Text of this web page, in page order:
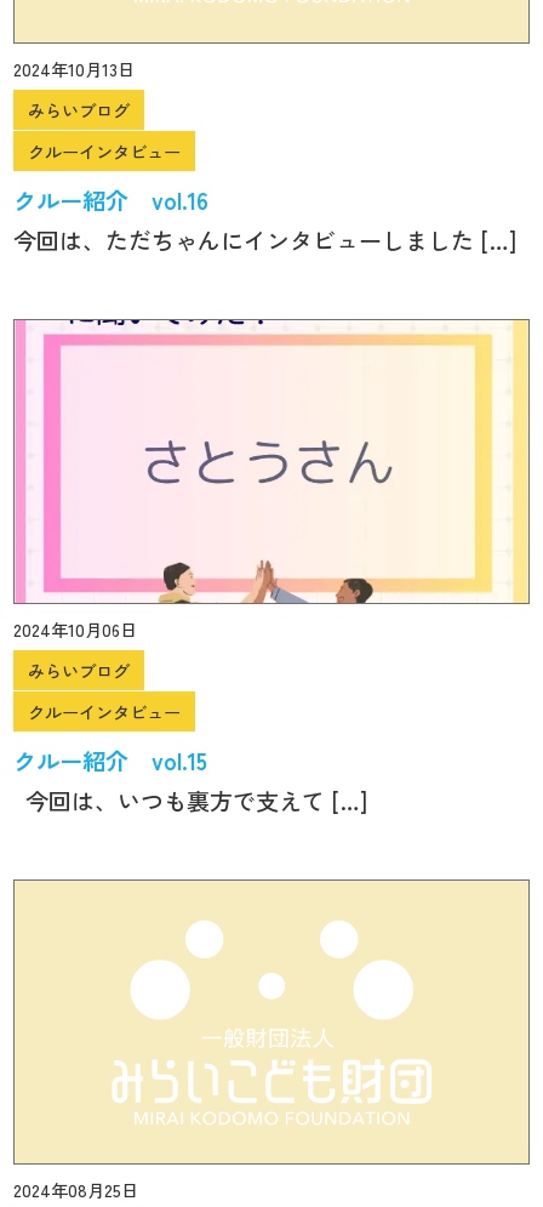
2024年10月13日
みらいブログ
クルーインタビュー
クルー紹介 vol.16
今回は、ただちゃんにインタビューしました […]
2024年10月06日
みらいブログ
クルーインタビュー
クルー紹介 vol.15
今回は、いつも裏方で支えて […]
2024年08月25日